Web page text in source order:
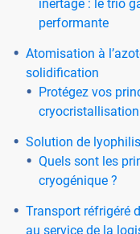
inertage : le trio
performante
Atomisation à
solidification
Protégez vos
Solution de
Quels sont les
cryogénique ?
Transport réfrigéré
au service de la